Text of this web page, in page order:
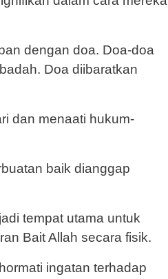
dengan doa. Doa-doa
Doa diibaratkan
dan menaati hukum-
baik dianggap
tempat utama untuk
Bait Allah secara fisik.
ingatan terhadap